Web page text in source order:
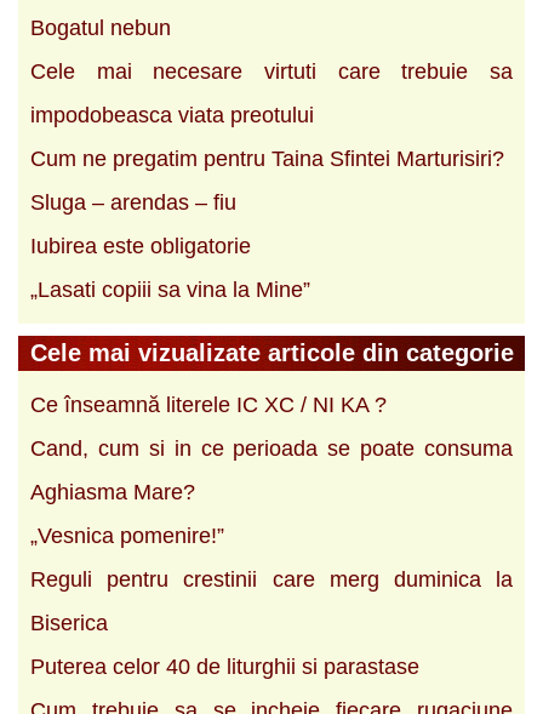
Bogatul nebun
Cele mai necesare virtuti care trebuie sa
impodobeasca viata preotului
Cum ne pregatim pentru Taina Sfintei Marturisiri?
Sluga – arendas – fiu
Iubirea este obligatorie
„Lasati copiii sa vina la Mine”
Cele mai vizualizate articole din categorie
Ce înseamnă literele IC XC / NI KA ?
Cand, cum si in ce perioada se poate consuma
Aghiasma Mare?
„Vesnica pomenire!”
Reguli pentru crestinii care merg duminica la
Biserica
Puterea celor 40 de liturghii si parastase